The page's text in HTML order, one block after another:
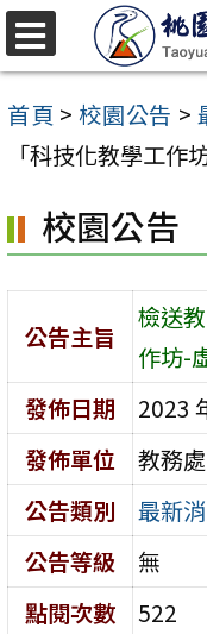
跳
至
主
容
區
首頁 > 校園公告 >
「科技化教學工作
校園公告
公告主旨
檢送
作坊-
發佈日期
2023
發佈單位
教務處
公告類別
最新
公告等級
無
點閱次數
522
選
單